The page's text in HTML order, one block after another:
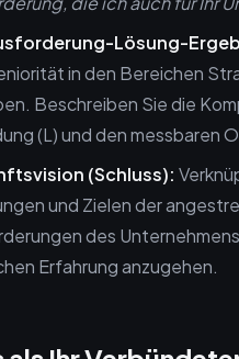
Lösung-
in den Bereichen
Beschreiben Sie die
(L) und den messbaren
(Schluss):
und Zielen der
des
Erfahrung anzugehen.